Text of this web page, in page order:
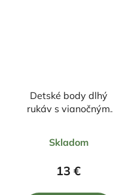
Detské body dlhý
rukáv s vianočným
hodnotenie
produktu
Skladom
13 €